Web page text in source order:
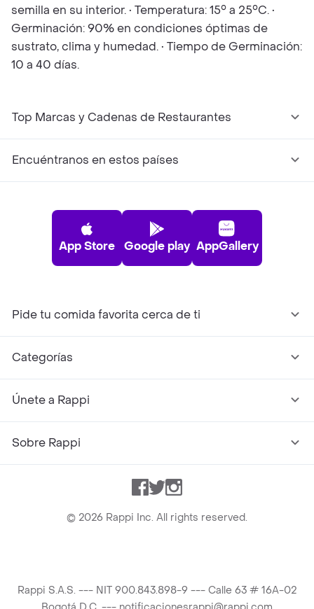
semilla en su interior. • Temperatura: 15° a 25°C. •
Germinación: 90% en condiciones óptimas de
sustrato, clima y humedad. • Tiempo de Germinación:
10 a 40 días.
Top Marcas y Cadenas de Restaurantes
Encuéntranos en estos países
App Store Google play AppGallery
Pide tu comida favorita cerca de ti
Categorías
Únete a Rappi
Sobre Rappi
Facebook
TwitterInstagram
© 2026 Rappi Inc. All rights reserved.
Rappi S.A.S. --- NIT 900.843.898-9 --- Calle 63 # 16A-02